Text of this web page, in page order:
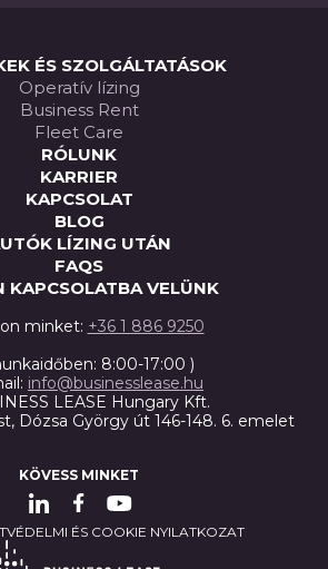
ÉS SZOLGÁLTATÁSOK
Operatív lízing
Business Rent
Fleet Care
RÓLUNK
KARRIER
KAPCSOLAT
BLOG
LÍZING UTÁN
FAQS
KAPCSOLATBA VELÜNK
minket: +36 1 886 9250
8:00-17:00 )
info@businesslease.hu
LEASE Hungary Kft.
Dózsa György út 146-148. 6. emelet
KÖVESS MINKET
ÉS COOKIE NYILATKOZAT